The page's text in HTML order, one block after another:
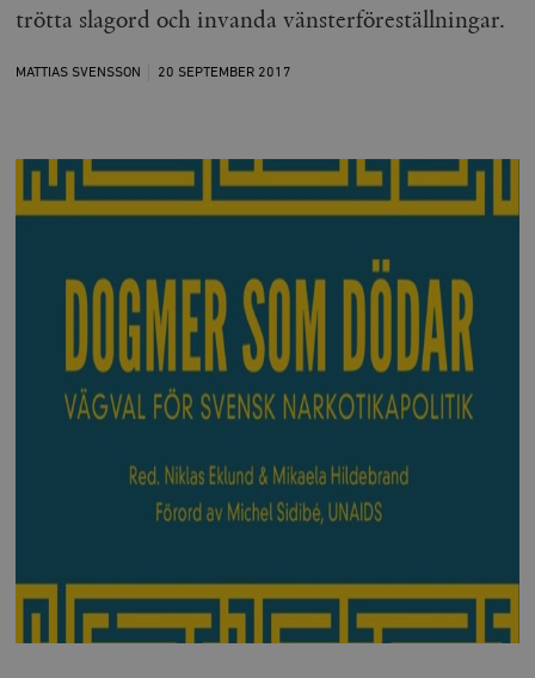
trötta slagord och invanda vänsterföreställningar.
MATTIAS SVENSSON 20 SEPTEMBER 2017